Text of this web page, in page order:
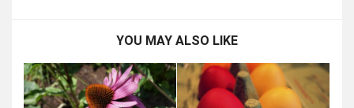
YOU MAY ALSO LIKE